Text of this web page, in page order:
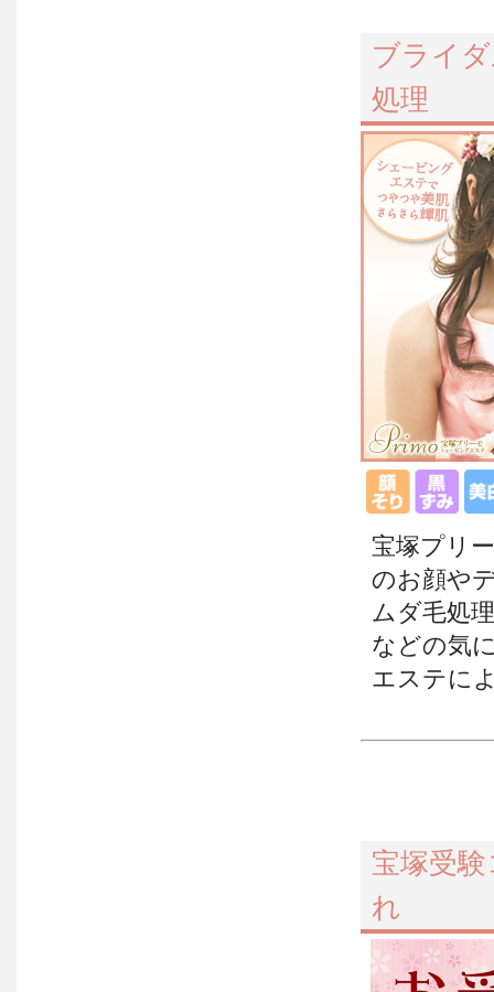
ブライ
処理
宝塚プリ
のお顔や
ムダ毛処
などの気
エステに
宝塚受
れ